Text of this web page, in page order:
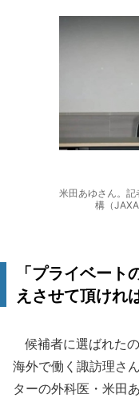
米田あゆさん。
構（
「プライベー
えさせて頂けれ
候補者に選ばれた
海外で働く諏訪理さ
ターの外科医・米田